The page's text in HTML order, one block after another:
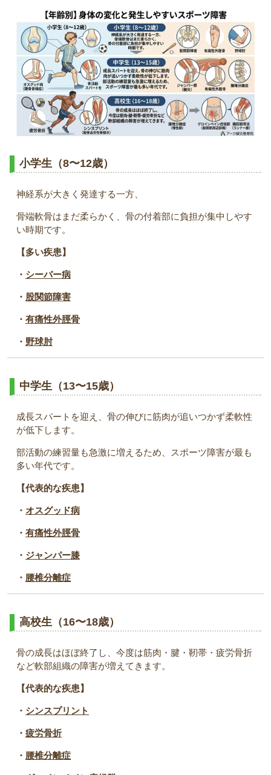
小学生（8〜12歳）
神経系が大きく発達する一方、
骨端軟骨はまだ柔らかく、骨の付着部に負担が集中しやす
い時期です。
【多い疾患】
・ シーバー病
・ 股関節障害
・ 有痛性外脛骨
・ 野球肘
中学生（13〜15歳）
成長スパートを迎え、骨の伸びに筋肉が追いつかず柔軟性
が低下します。
部活動の練習量も急激に増えるため、スポーツ障害が最も
多い年代です。
【代表的な疾患】
・ オスグッド病
・ 有痛性外脛骨
・ ジャンパー膝
・ 腰椎分離症
高校生（16〜18歳）
骨の成長はほぼ終了し、今度は筋肉・腱・靭帯・疲労骨折
など軟部組織の障害が増えてきます。
【代表的な疾患】
・ シンスプリント
・ 疲労骨折
・ 腰椎分離症